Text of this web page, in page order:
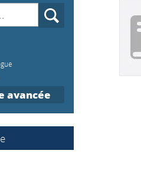
Recherche
avancée